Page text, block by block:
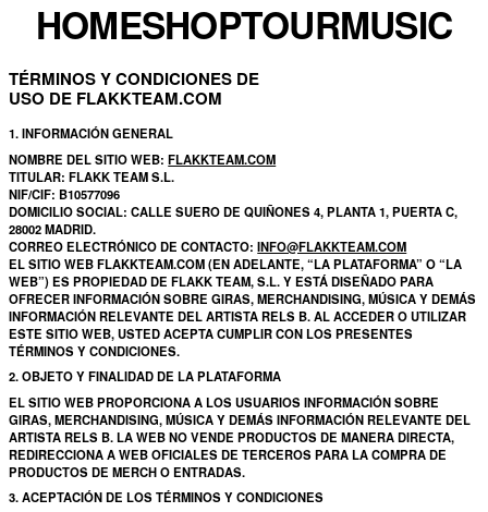
HOMESHOPTOURMUSIC
TÉRMINOS Y CONDICIONES DE
USO DE FLAKKTEAM.COM
1. INFORMACIÓN GENERAL
NOMBRE DEL SITIO WEB:FLAKKTEAM.COM
TITULAR: FLAKK TEAM S.L.
NIF/CIF: B10577096
DOMICILIO SOCIAL: CALLE SUERO DE QUIÑONES 4, PLANTA 1, PUERTA C,
28002 MADRID.
CORREO ELECTRÓNICO DE CONTACTO:INFO@FLAKKTEAM.COM
EL SITIO WEB FLAKKTEAM.COM (EN ADELANTE, “LA PLATAFORMA” O “LA
WEB”) ES PROPIEDAD DE FLAKK TEAM, S.L. Y ESTÁ DISEÑADO PARA
OFRECER INFORMACIÓN SOBRE GIRAS, MERCHANDISING, MÚSICA Y DEMÁS
INFORMACIÓN RELEVANTE DEL ARTISTA RELS B. AL ACCEDER O UTILIZAR
ESTE SITIO WEB, USTED ACEPTA CUMPLIR CON LOS PRESENTES
TÉRMINOS Y CONDICIONES.
2. OBJETO Y FINALIDAD DE LA PLATAFORMA
EL SITIO WEB PROPORCIONA A LOS USUARIOS INFORMACIÓN SOBRE
GIRAS, MERCHANDISING, MÚSICA Y DEMÁS INFORMACIÓN RELEVANTE DEL
ARTISTA RELS B. LA WEB NO VENDE PRODUCTOS DE MANERA DIRECTA,
REDIRECCIONA A WEB OFICIALES DE TERCEROS PARA LA COMPRA DE
PRODUCTOS DE MERCH O ENTRADAS.
3. ACEPTACIÓN DE LOS TÉRMINOS Y CONDICIONES